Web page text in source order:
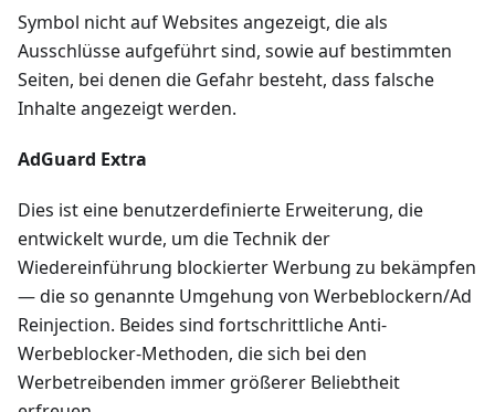
Symbol nicht auf Websites angezeigt, die als
Ausschlüsse aufgeführt sind, sowie auf bestimmten
Seiten, bei denen die Gefahr besteht, dass falsche
Inhalte angezeigt werden.
AdGuard Extra
Dies ist eine benutzerdefinierte Erweiterung, die
entwickelt wurde, um die Technik der
Wiedereinführung blockierter Werbung zu bekämpfen
— die so genannte Umgehung von Werbeblockern/Ad
Reinjection. Beides sind fortschrittliche Anti-
Werbeblocker-Methoden, die sich bei den
Werbetreibenden immer größerer Beliebtheit